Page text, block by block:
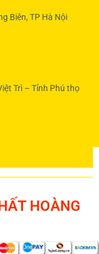
Biên, TP Hà Nội
Trì – Tỉnh Phú thọ
HOÀNG